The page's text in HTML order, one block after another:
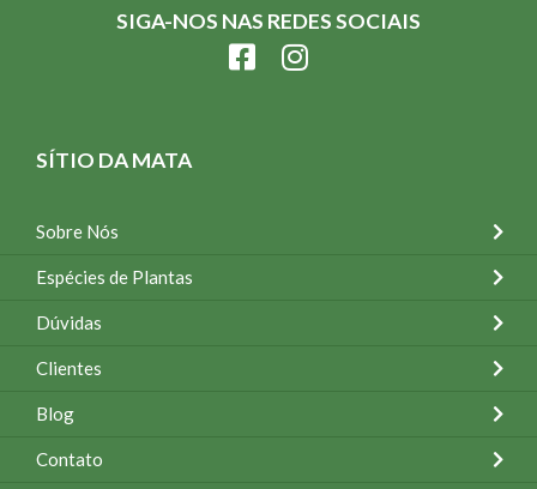
SIGA-NOS NAS REDES SOCIAIS
SÍTIO DA MATA
Sobre Nós
Espécies de Plantas
Dúvidas
Clientes
Blog
Contato